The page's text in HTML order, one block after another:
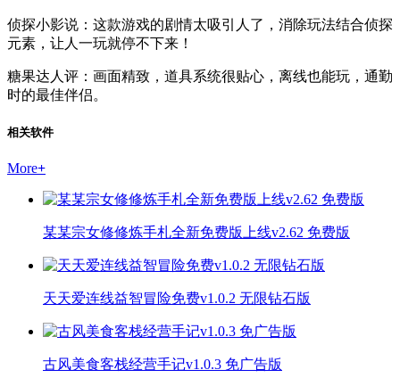
侦探小影说：这款游戏的剧情太吸引人了，消除玩法结合侦探
元素，让人一玩就停不下来！
糖果达人评：画面精致，道具系统很贴心，离线也能玩，通勤
时的最佳伴侣。
相关软件
More+
某某宗女修修炼手札全新免费版上线v2.62 免费版
天天爱连线益智冒险免费v1.0.2 无限钻石版
古风美食客栈经营手记v1.0.3 免广告版